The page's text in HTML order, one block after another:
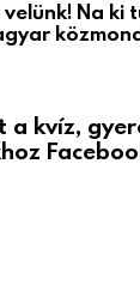
velünk! Na ki
a kvíz,